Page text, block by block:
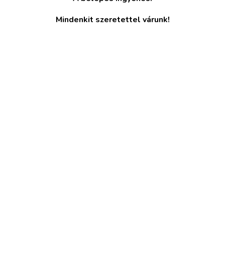
Mindenkit szeretettel várunk!